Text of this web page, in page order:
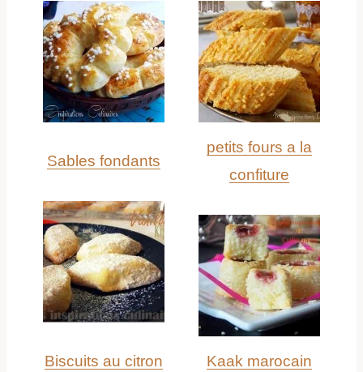
Sables fondants
petits fours a la
confiture
Biscuits au citron Kaak marocain